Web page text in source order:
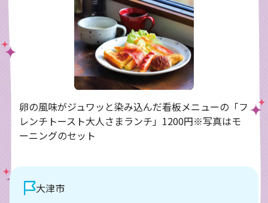
卵の風味がジュワッと染み込んだ看板メニューの「フ
レンチトースト大人さまランチ」1200円※写真はモ
ーニングのセット
大津市